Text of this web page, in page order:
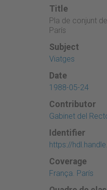
Title
Pla de conjunt
París
Subject
Viatges
Date
1988-05-24
Contributor
Gabinet del
Identifier
https://
Coverage
França. París